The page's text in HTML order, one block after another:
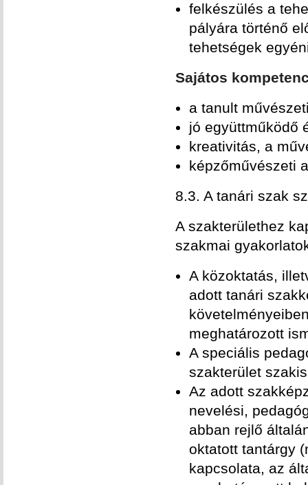
felkészülés a
pályára történő
tehetségek
Sajátos
a tanult
jó együttműködő
kreativitás, a
képzőművészeti
8.3. A tanári szak
A szakterülethez
szakmai
A közoktatás,
adott tanári
meghatározott
A speciális
szakterület
Az adott
nevelési,
abban rejlő
oktatott tantárgy
kapcsolata, az